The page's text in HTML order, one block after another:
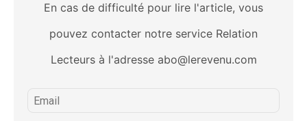
En cas de difficulté pour lire l'article, vous
pouvez contacter notre service Relation
Lecteurs à l'adresse abo@lerevenu.com